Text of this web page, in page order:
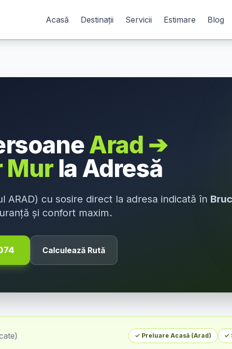
Acasă Destinații Servicii Estimare Blog
Arad ➔
Murla Adresă
ARAD) cu sosire direct la adresa indicată în
și confort maxim.
Calculează Rută
✓ Preluare Acasă (Arad) ✓